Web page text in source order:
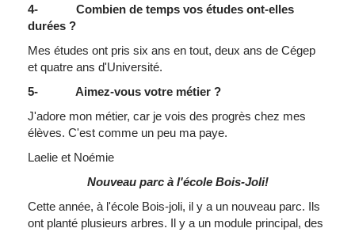
4- Combien de temps vos études ont-elles
durées ?
Mes études ont pris six ans en tout, deux ans de Cégep
et quatre ans d'Université.
5- Aimez-vous votre métier ?
J'adore mon métier, car je vois des progrès chez mes
élèves. C'est comme un peu ma paye.
Laelie et Noémie
Nouveau parc à l'école Bois-Joli!
Cette année, à l'école Bois-joli, il y a un nouveau parc. Ils
ont planté plusieurs arbres. Il y a un module principal, des